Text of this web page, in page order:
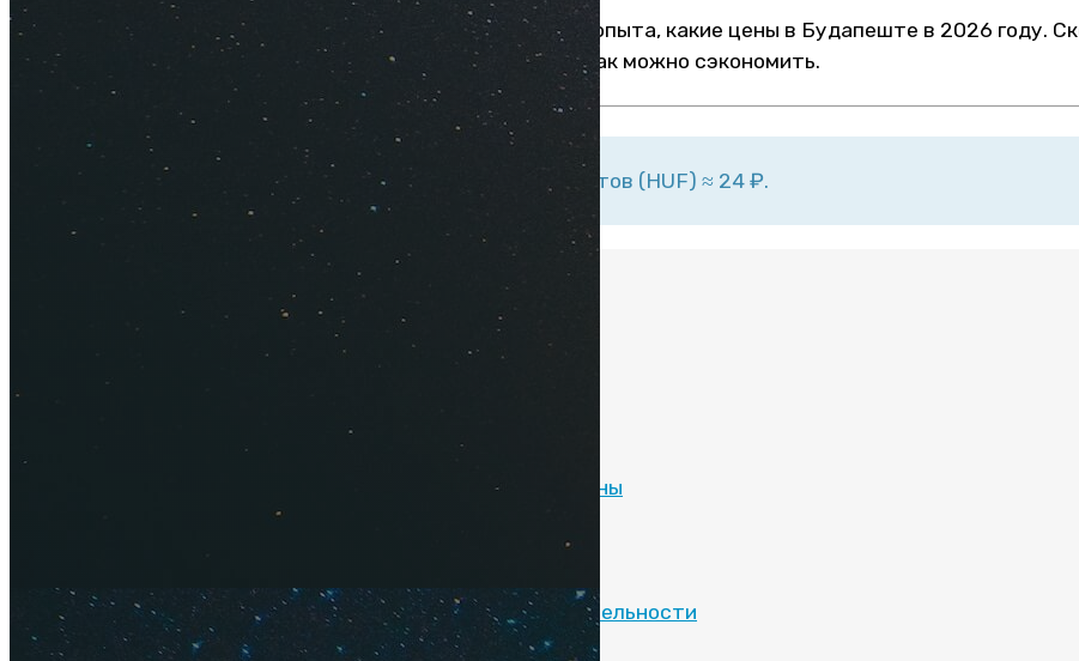
Рассказываю из личного опыта, какие цены в Будапеште в 2026 году.
потратили на поездку и как можно сэкономить.
Курс валют: 100 форинтов (HUF) ≈ 24 ₽.
Кафе и рестораны
Достопримечательности
Проезд